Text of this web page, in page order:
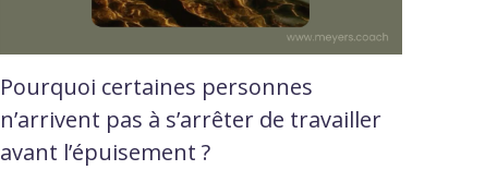
Pourquoi certaines personnes
n’arrivent pas à s’arrêter de travailler
avant l’épuisement ?